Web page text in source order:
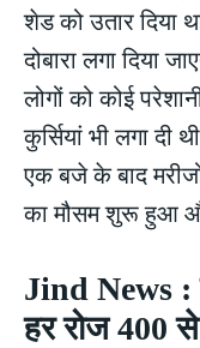
शेड को उतार दिया
दोबारा लगा दिया
लोगों को कोई
कुर्सियां भी लगा दी
एक बजे के बाद
का मौसम शुरू हुआ और
Jind News :
हर रोज 400